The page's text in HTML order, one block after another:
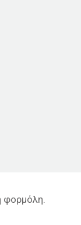
φορμόλη.